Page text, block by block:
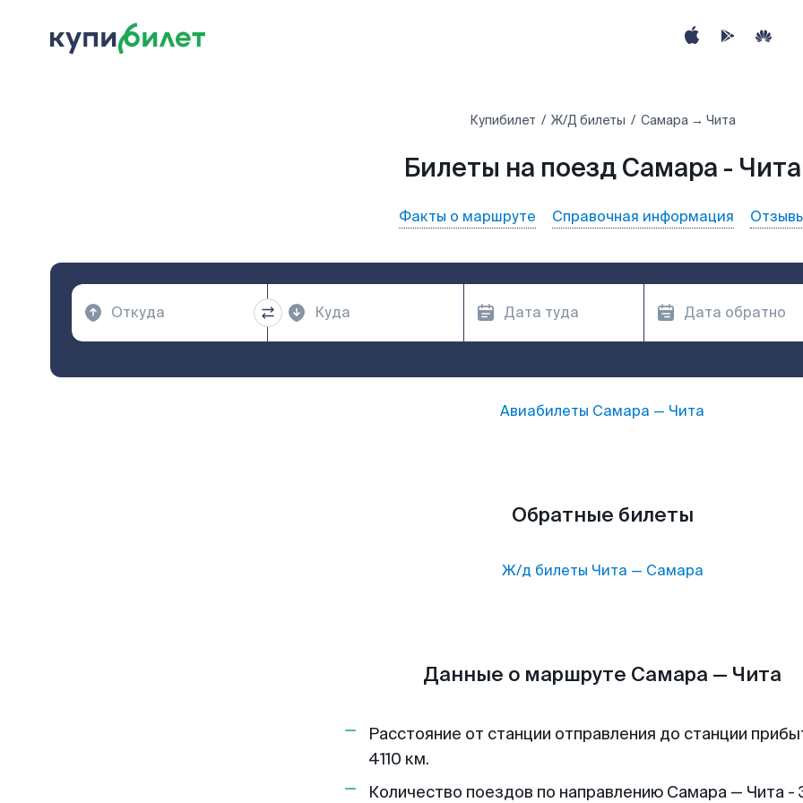
Купибилет Ж/Д билеты Самара → Чита
Билеты на поезд Самара - Чита
Факты о маршруте Справочная информация
Авиабилеты Самара — Чита
Обратные билеты
Ж/д билеты Чита — Самара
Данные о маршруте Самара — Чита
Расстояние от станции отправления до станции
4110 км.
Количество поездов по направлению Самара — Чита -